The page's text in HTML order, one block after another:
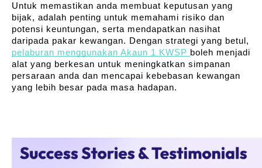
Untuk memastikan anda membuat keputusan yang
bijak, adalah penting untuk memahami risiko dan
potensi keuntungan, serta mendapatkan nasihat
pelaburan menggunakan Akaun 1 KWSP boleh menjadi
alat yang berkesan untuk meningkatkan simpanan
persaraan anda dan mencapai kebebasan kewangan
yang lebih besar pada masa hadapan.